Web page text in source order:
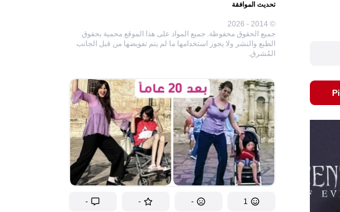
تحديث الموافقة
© 2014 - 2026
جميع الحقوق محفوظة. جميع المواد على هذا الموقع محمية بحقوق
الطبع والنشر ولا يجوز استخدامها ما لم يتم تفويضها من قبل الجانب
المُشرق.
1
-
-
-